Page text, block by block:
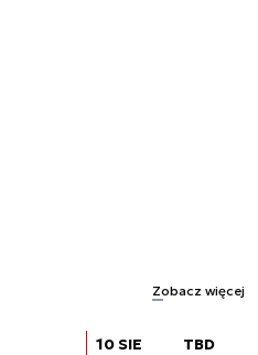
Zobacz więcej
10 SIE
TBD